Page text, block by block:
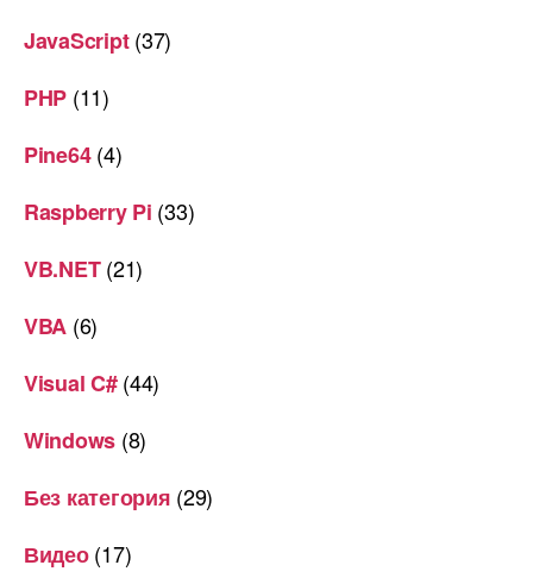
JavaScript(37)
PHP (11)
Pine64(4)
Raspberry Pi (33)
VB.NET(21)
VBA (6)
Visual C#(44)
Windows (8)
Без категория (29)
Видео(17)